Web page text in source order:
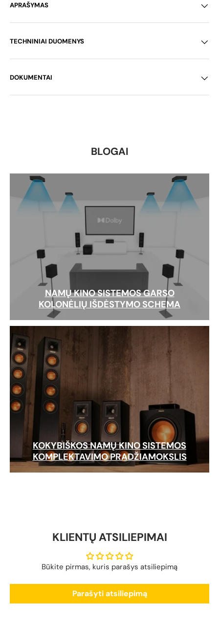
APRAŠYMAS
TECHNINIAI DUOMENYS
DOKUMENTAI
BLOGAI
NAMŲ KINO SISTEMOS GARSO
KOLONĖLIŲ IŠDĖSTYMO SCHEMA
KOKYBIŠKOS NAMŲ KINO SISTEMOS
KOMPLEKTAVIMO PRADŽIAMOKSLIS
KLIENTŲ ATSILIEPIMAI
Būkite pirmas, kuris parašys atsiliepimą
Parašyti atsiliepimą